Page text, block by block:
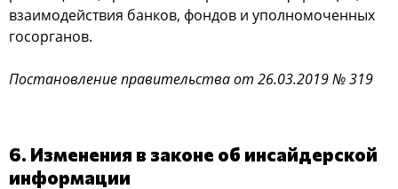
взаимодействия банков, фондов и уполномоченных
госорганов.
Постановление правительства от 26.03.2019 № 319
6. Изменения в законе об инсайдерской
информации